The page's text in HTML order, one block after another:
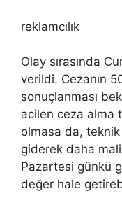
reklamcılık
Olay sırasında
verildi. Cezanın
sonuçlanması
acilen ceza alma
olmasa da,
giderek daha
Pazartesi günkü
değer hale